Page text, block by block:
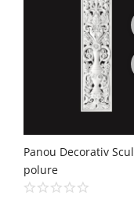
polure